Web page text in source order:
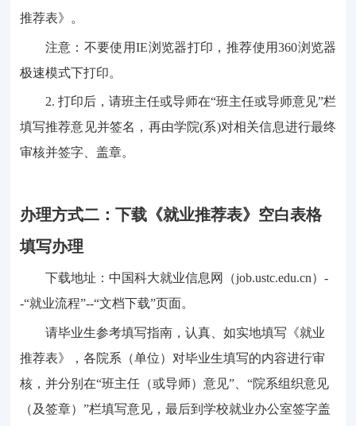
推荐表》。
注意：不要使用IE浏览器打印 ， 推荐使用360浏览器
极速模式下打印。
2. 打印后，请班主任或导师在“班主任或导师意见”栏
填写推荐意见并签名，再由学院(系)对相关信息进行最终
审核并签字、盖章。
办理方式二： 下载《就业推荐表》空白表格
填写办理
下载地址：中国科大就业信息网（job.ustc.edu.cn）-
-“就业流程”--“文档下载”页面。
请毕业生参考填写指南， 认真、如实地填写《就业
推荐表》，各院系（单位）对毕业生填写的内容进行审
核，并分别在“班主任（或导师）意见”、“院系组织意见
（及签章）”栏填写意见，最后到学校就业办公室签字盖